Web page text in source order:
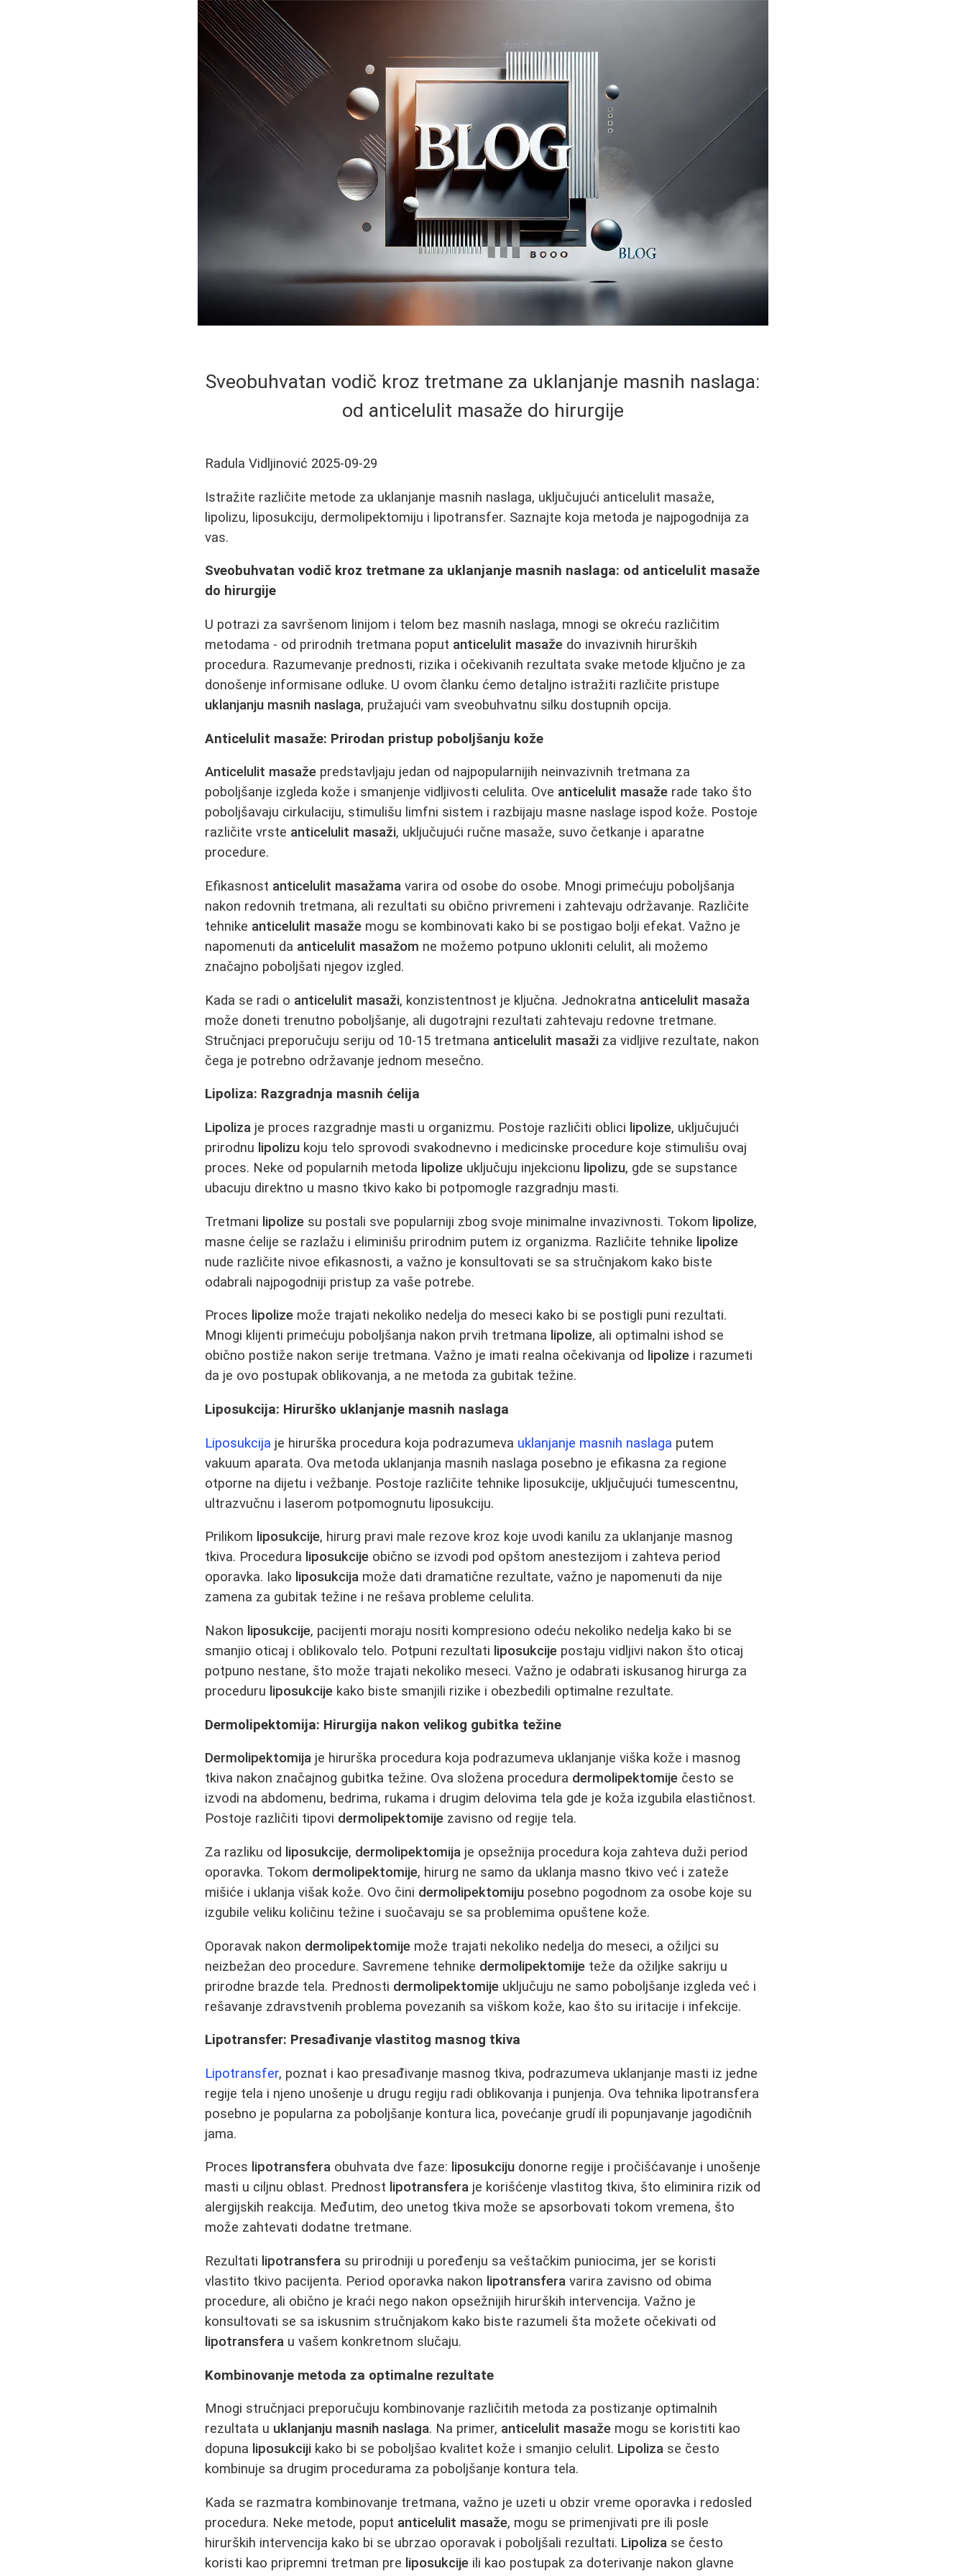
Sveobuhvatan vodič kroz tretmane za uklanjanje masnih naslaga:
od anticelulit masaže do hirurgije
Radula Vidljinović 2025-09-29
Istražite različite metode za uklanjanje masnih naslaga, uključujući anticelulit masaže,
lipolizu, liposukciju, dermolipektomiju i lipotransfer. Saznajte koja metoda je najpogodnija za
vas.
Sveobuhvatan vodič kroz tretmane za uklanjanje masnih naslaga: od anticelulit masaže
do hirurgije
U potrazi za savršenom linijom i telom bez masnih naslaga, mnogi se okreću različitim
metodama - od prirodnih tretmana poput anticelulit masaže do invazivnih hirurških
procedura. Razumevanje prednosti, rizika i očekivanih rezultata svake metode ključno je za
donošenje informisane odluke. U ovom članku ćemo detaljno istražiti različite pristupe
uklanjanju masnih naslaga, pružajući vam sveobuhvatnu silku dostupnih opcija.
Anticelulit masaže: Prirodan pristup poboljšanju kože
Anticelulit masaže predstavljaju jedan od najpopularnijih neinvazivnih tretmana za
poboljšanje izgleda kože i smanjenje vidljivosti celulita. Ove anticelulit masaže rade tako što
poboljšavaju cirkulaciju, stimulišu limfni sistem i razbijaju masne naslage ispod kože. Postoje
različite vrste anticelulit masaži, uključujući ručne masaže, suvo četkanje i aparatne
procedure.
Efikasnost anticelulit masažama varira od osobe do osobe. Mnogi primećuju poboljšanja
nakon redovnih tretmana, ali rezultati su obično privremeni i zahtevaju održavanje. Različite
tehnike anticelulit masaže mogu se kombinovati kako bi se postigao bolji efekat. Važno je
napomenuti da anticelulit masažom ne možemo potpuno ukloniti celulit, ali možemo
značajno poboljšati njegov izgled.
Kada se radi o anticelulit masaži, konzistentnost je ključna. Jednokratna anticelulit masaža
može doneti trenutno poboljšanje, ali dugotrajni rezultati zahtevaju redovne tretmane.
Stručnjaci preporučuju seriju od 10-15 tretmana anticelulit masaži za vidljive rezultate, nakon
čega je potrebno održavanje jednom mesečno.
Lipoliza: Razgradnja masnih ćelija
Lipoliza je proces razgradnje masti u organizmu. Postoje različiti oblici lipolize, uključujući
prirodnu lipolizu koju telo sprovodi svakodnevno i medicinske procedure koje stimulišu ovaj
proces. Neke od popularnih metoda lipolize uključuju injekcionu lipolizu, gde se supstance
ubacuju direktno u masno tkivo kako bi potpomogle razgradnju masti.
Tretmani lipolize su postali sve popularniji zbog svoje minimalne invazivnosti. Tokom lipolize,
masne ćelije se razlažu i eliminišu prirodnim putem iz organizma. Različite tehnike lipolize
nude različite nivoe efikasnosti, a važno je konsultovati se sa stručnjakom kako biste
odabrali najpogodniji pristup za vaše potrebe.
Proces lipolize može trajati nekoliko nedelja do meseci kako bi se postigli puni rezultati.
Mnogi klijenti primećuju poboljšanja nakon prvih tretmana lipolize, ali optimalni ishod se
obično postiže nakon serije tretmana. Važno je imati realna očekivanja od lipolize i razumeti
da je ovo postupak oblikovanja, a ne metoda za gubitak težine.
Liposukcija: Hirurško uklanjanje masnih naslaga
Liposukcija je hirurška procedura koja podrazumeva uklanjanje masnih naslaga putem
vakuum aparata. Ova metoda uklanjanja masnih naslaga posebno je efikasna za regione
otporne na dijetu i vežbanje. Postoje različite tehnike liposukcije, uključujući tumescentnu,
ultrazvučnu i laserom potpomognutu liposukciju.
Prilikom liposukcije, hirurg pravi male rezove kroz koje uvodi kanilu za uklanjanje masnog
tkiva. Procedura liposukcije obično se izvodi pod opštom anestezijom i zahteva period
oporavka. Iako liposukcija može dati dramatične rezultate, važno je napomenuti da nije
zamena za gubitak težine i ne rešava probleme celulita.
Nakon liposukcije, pacijenti moraju nositi kompresiono odeću nekoliko nedelja kako bi se
smanjio oticaj i oblikovalo telo. Potpuni rezultati liposukcije postaju vidljivi nakon što oticaj
potpuno nestane, što može trajati nekoliko meseci. Važno je odabrati iskusanog hirurga za
proceduru liposukcije kako biste smanjili rizike i obezbedili optimalne rezultate.
Dermolipektomija: Hirurgija nakon velikog gubitka težine
Dermolipektomija je hirurška procedura koja podrazumeva uklanjanje viška kože i masnog
tkiva nakon značajnog gubitka težine. Ova složena procedura dermolipektomije često se
izvodi na abdomenu, bedrima, rukama i drugim delovima tela gde je koža izgubila elastičnost.
Postoje različiti tipovi dermolipektomije zavisno od regije tela.
Za razliku od liposukcije, dermolipektomija je opsežnija procedura koja zahteva duži period
oporavka. Tokom dermolipektomije, hirurg ne samo da uklanja masno tkivo već i zateže
mišiće i uklanja višak kože. Ovo čini dermolipektomiju posebno pogodnom za osobe koje su
izgubile veliku količinu težine i suočavaju se sa problemima opuštene kože.
Oporavak nakon dermolipektomije može trajati nekoliko nedelja do meseci, a ožiljci su
neizbežan deo procedure. Savremene tehnike dermolipektomije teže da ožiljke sakriju u
prirodne brazde tela. Prednosti dermolipektomije uključuju ne samo poboljšanje izgleda već i
rešavanje zdravstvenih problema povezanih sa viškom kože, kao što su iritacije i infekcije.
Lipotransfer: Presađivanje vlastitog masnog tkiva
Lipotransfer, poznat i kao presađivanje masnog tkiva, podrazumeva uklanjanje masti iz jedne
regije tela i njeno unošenje u drugu regiju radi oblikovanja i punjenja. Ova tehnika lipotransfera
posebno je popularna za poboljšanje kontura lica, povećanje grudí ili popunjavanje jagodičnih
jama.
Proces lipotransfera obuhvata dve faze: liposukciju donorne regije i pročišćavanje i unošenje
masti u ciljnu oblast. Prednost lipotransfera je korišćenje vlastitog tkiva, što eliminira rizik od
alergijskih reakcija. Međutim, deo unetog tkiva može se apsorbovati tokom vremena, što
može zahtevati dodatne tretmane.
Rezultati lipotransfera su prirodniji u poređenju sa veštačkim puniocima, jer se koristi
vlastito tkivo pacijenta. Period oporavka nakon lipotransfera varira zavisno od obima
procedure, ali obično je kraći nego nakon opsežnijih hirurških intervencija. Važno je
konsultovati se sa iskusnim stručnjakom kako biste razumeli šta možete očekivati od
lipotransfera u vašem konkretnom slučaju.
Kombinovanje metoda za optimalne rezultate
Mnogi stručnjaci preporučuju kombinovanje različitih metoda za postizanje optimalnih
rezultata u uklanjanju masnih naslaga. Na primer, anticelulit masaže mogu se koristiti kao
dopuna liposukciji kako bi se poboljšao kvalitet kože i smanjio celulit. Lipoliza se često
kombinuje sa drugim procedurama za poboljšanje kontura tela.
Kada se razmatra kombinovanje tretmana, važno je uzeti u obzir vreme oporavka i redosled
procedura. Neke metode, poput anticelulit masaže, mogu se primenjivati pre ili posle
hirurških intervencija kako bi se ubrzao oporavak i poboljšali rezultati. Lipoliza se često
koristi kao pripremni tretman pre liposukcije ili kao postupak za doterivanje nakon glavne